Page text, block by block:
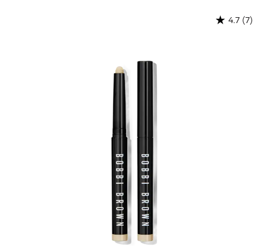
4.7 (7)